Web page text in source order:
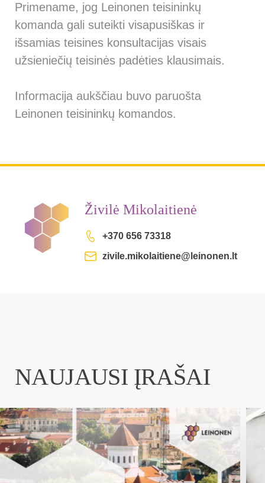
Primename, jog Leinonen teisininkų
komanda gali suteikti visapusiškas ir
išsamias teisines konsultacijas visais
užsieniečių teisinės padėties klausimais.
Informacija aukščiau buvo paruošta
Leinonen teisininkų komandos.
Živilė Mikolaitienė
+370 656 73318
zivile.mikolaitiene@leinonen.lt
NAUJAUSI ĮRAŠAI